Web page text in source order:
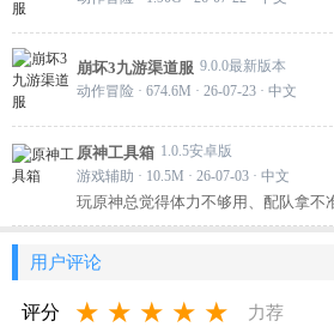
崩坏3九游渠道服 9.0.0最新版本
动作冒险 · 674.6M · 26-07-23 · 中文
原神工具箱 1.0.5安卓版
游戏辅助 · 10.5M · 26-07-03 · 中文
玩原神总觉得体力不够用、配队拿不
工具箱”，每天打开就能看到培养建
都能用它让游戏体验更顺畅，推荐一
用户评论
评分 ★ ★ ★ ★ ★ 力荐